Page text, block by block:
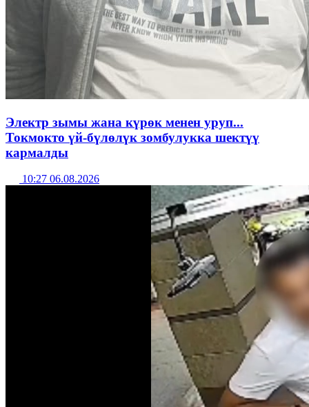
Электр зымы жана күрөк менен уруп...
Токмокто үй-бүлөлүк зомбулукка шектүү
кармалды
10:27 06.08.2026